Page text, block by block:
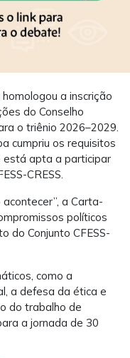
a inscrição
do Conselho
o triênio 2026–2029.
cumpriu os requisitos
está apta a participar
CRESS.
a Carta-
políticos
do Conjunto CFESS-
como a
a defesa da ética e
do trabalho de
a jornada de 30